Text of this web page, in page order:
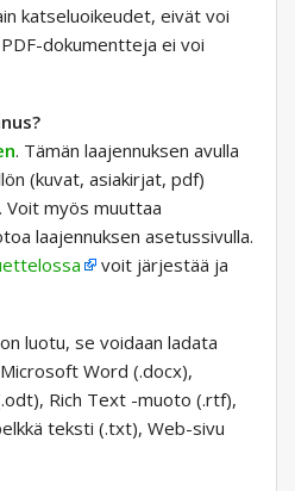
katseluoikeudet, eivät voi
dokumentteja ei voi
. Tämän laajennuksen avulla
(kuvat, asiakirjat, pdf)
Voit myös muuttaa
laajennuksen asetussivulla.
voit järjestää ja
luotu, se voidaan ladata
Word (.docx),
Rich Text -muoto (.rtf),
teksti (.txt), Web-sivu